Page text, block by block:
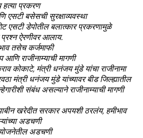
प्रकरण
एसटी बसेसची सुरक्षाव्यवस्था
एसटी डेपोतील बलात्कार प्रकरणामुळे
प्रश्न ऐरणीवर आलाय.
तसेच कर्जमाफी
आणि राजीनाम्याची मागणी
कोकाटे, मंत्री धनंजय मुंडे यांचा राजीनामा
मंत्री धनंजय मुंडे यांच्यावर बीड जिल्ह्यातील
संबंध असल्याने राजीनाम्याची मागणी
खरेदीत सरकार अपयशी ठरलंय, हमीभाव
अडचणी
अडचणी